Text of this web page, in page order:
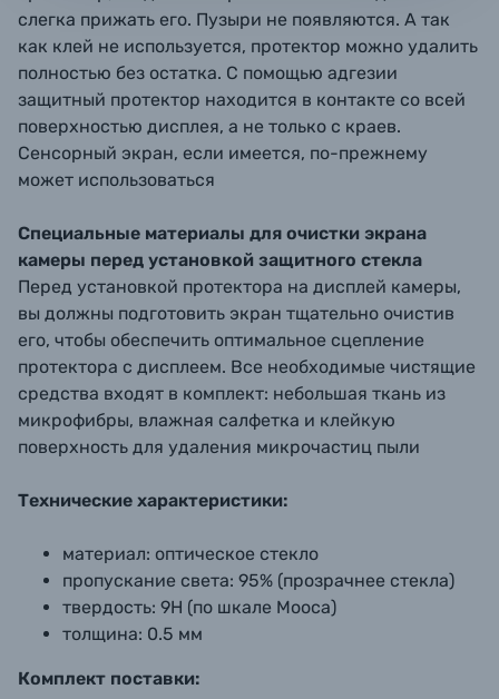
слегка прижать его. Пузыри не появляются. А так
как клей не используется, протектор можно удалить
полностью без остатка. С помощью адгезии
защитный протектор находится в контакте со всей
поверхностью дисплея, а не только с краев.
Сенсорный экран, если имеется, по-прежнему
может использоваться
Специальные материалы для очистки экрана
камеры перед установкой защитного стекла
Перед установкой протектора на дисплей камеры,
вы должны подготовить экран тщательно очистив
его, чтобы обеспечить оптимальное сцепление
протектора с дисплеем. Все необходимые чистящие
средства входят в комплект: небольшая ткань из
микрофибры, влажная салфетка и клейкую
поверхность для удаления микрочастиц пыли
Технические характеристики:
материал: оптическое стекло
пропускание света: 95% (прозрачнее стекла)
твердость: 9Н (по шкале Мооса)
толщина: 0.5 мм
Комплект поставки: